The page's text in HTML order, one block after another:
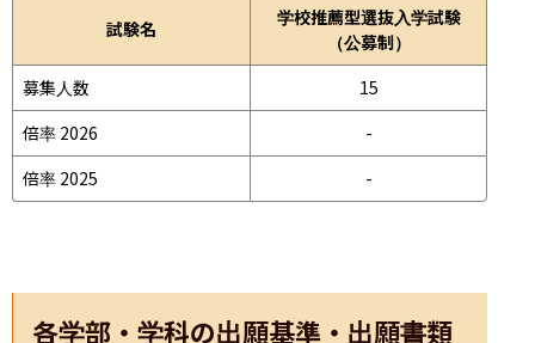
試験名
学校推薦型選抜入学試験
（公募制）
募集人数
15
倍率 2026
-
倍率 2025
-
各学部・学科の出願基準・出願書類